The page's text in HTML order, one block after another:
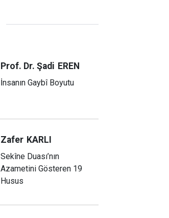
Prof. Dr. Şadi EREN
İnsanın Gaybî Boyutu
Zafer KARLI
Sekîne Duası’nın
Azametini Gösteren 19
Husus